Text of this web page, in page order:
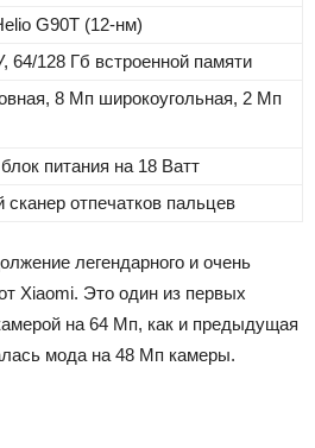
G90T (12-нм)
64/128 Гб встроенной памяти
8 Мп широкоугольная, 2 Мп
питания на 18 Ватт
сканер отпечатков пальцев
легендарного и очень
Xiaomi. Это один из первых
на 64 Мп, как и предыдущая
мода на 48 Мп камеры.